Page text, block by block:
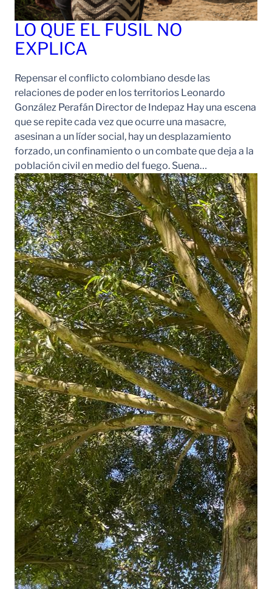
LO QUE EL FUSIL NO
EXPLICA
Repensar el conflicto colombiano desde las
relaciones de poder en los territorios Leonardo
González Perafán Director de Indepaz Hay una escena
que se repite cada vez que ocurre una masacre,
asesinan a un líder social, hay un desplazamiento
forzado, un confinamiento o un combate que deja a la
población civil en medio del fuego. Suena…